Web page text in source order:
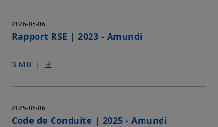
2026-05-06
Rapport RSE | 2023 - Amundi
3 MB |
2025-06-06
Code de Conduite | 2025 - Amundi